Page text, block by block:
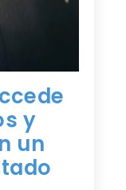
y
un